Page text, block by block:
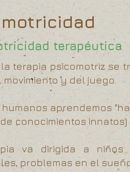
terapéutica
terapia psicomotriz se
y del juego.
humanos aprendemos
conocimientos
va dirigida a
problemas en el